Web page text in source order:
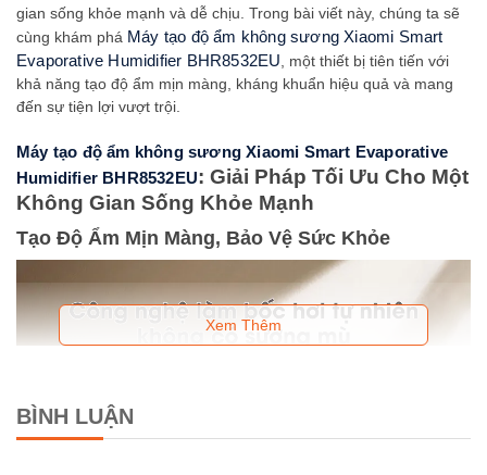
gian sống khỏe mạnh và dễ chịu. Trong bài viết này, chúng ta sẽ
cùng khám phá Máy tạo độ ẩm không sương Xiaomi Smart
Evaporative Humidifier BHR8532EU , một thiết bị tiên tiến với
khả năng tạo độ ẩm mịn màng, kháng khuẩn hiệu quả và mang
đến sự tiện lợi vượt trội.
Máy tạo độ ẩm không sương Xiaomi Smart Evaporative
Humidifier BHR8532EU: Giải Pháp Tối Ưu Cho Một
Không Gian Sống Khỏe Mạnh
Tạo Độ Ẩm Mịn Màng, Bảo Vệ Sức Khỏe
Xem Thêm
BÌNH LUẬN